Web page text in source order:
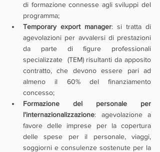
di formazione connesse agli sviluppi del
programma;
Temporary export manager: si tratta di
agevolazioni per avvalersi di prestazioni
da parte di figure professionali
specializzate  (TEM) risultanti da apposito
contratto, che devono essere pari ad
almeno il 60% del finanziamento
concesso;
Formazione del personale per
l'internazionalizzazione: agevolazione a
favore delle imprese per la copertura
delle spese per il personale, viaggi,
soggiorni e consulenze sostenute per la